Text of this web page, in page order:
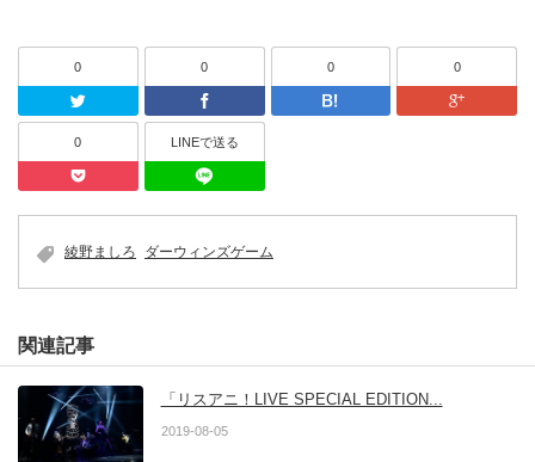
0
Twitter
0
Facebook
0
はてなブッ
0
0
Pocket
LINEで送る
綾野ましろ ダーウィンズゲーム
関連記事
「リスアニ！LIVE SPECIAL EDITION...
2019-08-05